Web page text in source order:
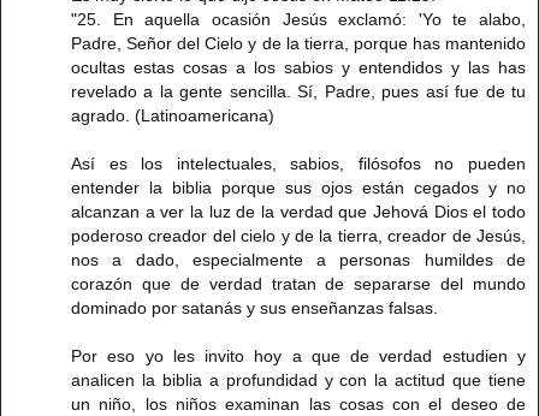
"25. En aquella ocasión Jesús exclamó: 'Yo te alabo,
Padre, Señor del Cielo y de la tierra, porque has mantenido
ocultas estas cosas a los sabios y entendidos y las has
revelado a la gente sencilla. Sí, Padre, pues así fue de tu
agrado. (Latinoamericana)
Así es los intelectuales, sabios, filósofos no pueden
entender la biblia porque sus ojos están cegados y no
alcanzan a ver la luz de la verdad que Jehová Dios el todo
poderoso creador del cielo y de la tierra, creador de Jesús,
nos a dado, especialmente a personas humildes de
corazón que de verdad tratan de separarse del mundo
dominado por satanás y sus enseñanzas falsas.
Por eso yo les invito hoy a que de verdad estudien y
analicen la biblia a profundidad y con la actitud que tiene
un niño, los niños examinan las cosas con el deseo de